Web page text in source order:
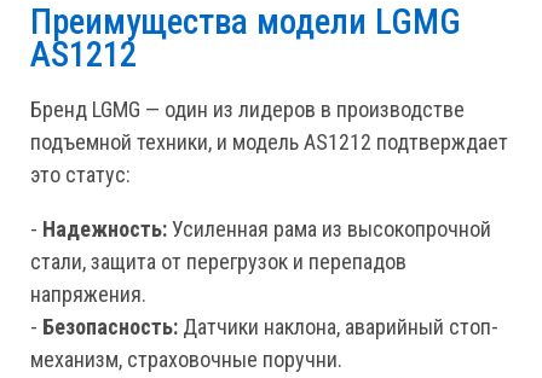
Преимущества модели LGMG
AS1212
Бренд LGMG — один из лидеров в производстве
подъемной техники, и модель AS1212 подтверждает
это статус:
- Надежность:Усиленная рама из высокопрочной
стали, защита от перегрузок и перепадов
напряжения.
- Безопасность: Датчики наклона, аварийный стоп-
механизм, страховочные поручни.